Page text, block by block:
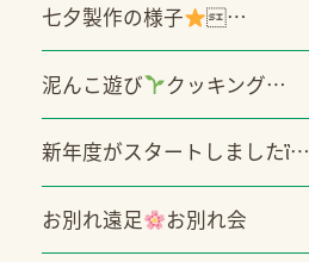
七夕製作の様子 …
泥んこ遊び クッキング…
新年度がスタートしましたἳ…
お別れ遠足 お別れ会